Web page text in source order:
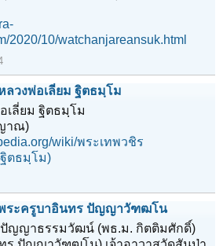
2020/10/watchanjareansuk.html
ลวงพ่อเลี่ยม ฐิตธมฺโม
เลี่ยม ฐิตธมฺโม
าณ)
wiki/พระเทพวชิร
ตธมฺโม)
ระครูบาอินทร ปัญญาวัฑฒโน
ญญาธรรมวัฒน์ (พธ.ม. กิตติมศักดิ์)